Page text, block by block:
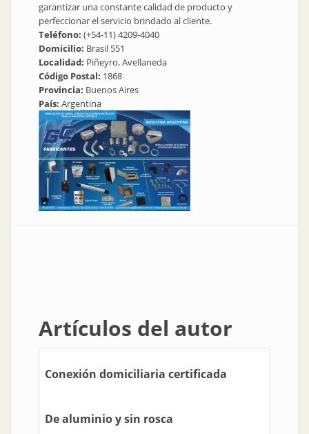
garantizar una constante calidad de producto y
perfeccionar el servicio brindado al cliente.
Teléfono: (+54-11) 4209-4040
Domicilio: Brasil 551
Localidad: Piñeyro, Avellaneda
Código Postal: 1868
Provincia: Buenos Aires
País: Argentina
Artículos del autor
Conexión domiciliaria certificada
De aluminio y sin rosca